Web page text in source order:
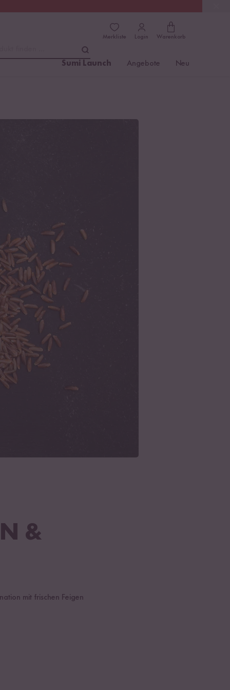
Merkliste Login Warenkorb
Sumi Launch Angebote Neu
&
mit frischen Feigen